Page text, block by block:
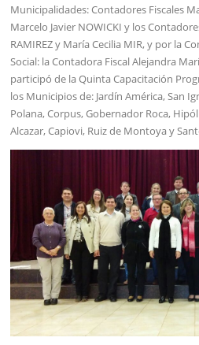
Municipalidades: Contadores Fiscales
Marcelo Javier NOWICKI y los
RAMIREZ y María Cecilia MIR, y por la
Social: la Contadora Fiscal Alejandra
participó de la Quinta Capacitación
los Municipios de: Jardín América, San
Polana, Corpus, Gobernador Roca,
Alcazar, Capiovi, Ruiz de Montoya y